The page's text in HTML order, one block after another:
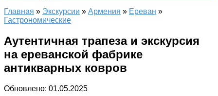
Главная » Экскурсии » Армения » Ереван »
Гастрономические
Аутентичная трапеза и экскурсия
на ереванской фабрике
антикварных ковров
Обновлено: 01.05.2025